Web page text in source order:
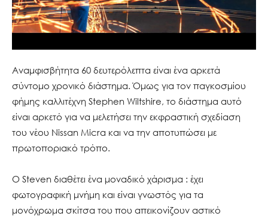
Αναμφισβήτητα 60 δευτερόλεπτα είναι ένα αρκετά
σύντομο χρονικό διάστημα. Όμως για τον παγκοσμίου
φήμης καλλιτέχνη Stephen Wiltshire, το διάστημα αυτό
είναι αρκετό για να μελετήσει την εκφραστική σχεδίαση
του νέου Nissan Micra και να την αποτυπώσει με
πρωτοποριακό τρόπο.
Ο Steven διαθέτει ένα μοναδικό χάρισμα : έχει
φωτογραφική μνήμη και είναι γνωστός για τα
μονόχρωμα σκίτσα του που απεικονίζουν αστικό